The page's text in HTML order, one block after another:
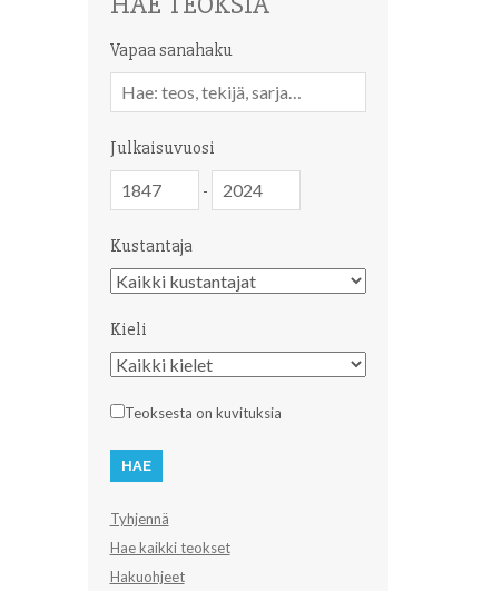
Vapaa sanahaku
sanahaku
Julkaisuvuosi
-
Kustantaja
Kustantaja
Kieli
Kieli
Teoksesta on kuvituksia
Tyhjennä
Hae kaikki teokset
Hakuohjeet